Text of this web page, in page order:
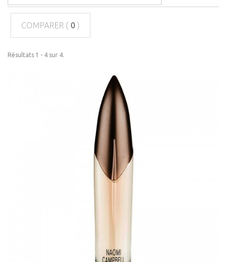
COMPARER ( 0 )
Résultats 1 - 4 sur 4.